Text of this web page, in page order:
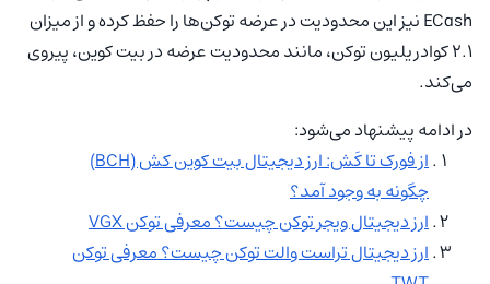
ECash نیز این محدودیت در عرضه توکن‌ها را حفظ کرده و از میزان
۲.۱ کوادریلیون توکن، مانند محدودیت عرضه در بیت کوین، پیروی
می‌کند.
در ادامه پیشنهاد می‌شود:
از فورک تا کَش: ارز دیجیتال بیت کوین کش (BCH)
چگونه به وجود آمد؟
ارز دیجیتال ویجر توکن چیست؟ معرفی توکن VGX
ارز دیجیتال تراست والت توکن چیست؟ معرفی توکن